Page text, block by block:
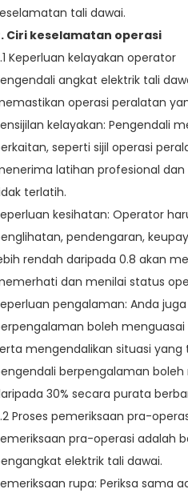
tali dawai.
Ciri keselamatan operasi
Keperluan kelayakan operator
angkat elektrik tali
operasi peralatan
kelayakan: Pengendali
seperti sijil operasi
latihan profesional
terlatih.
kesihatan: Operator
pendengaran,
rendah daripada 0.8 akan
dan menilai status
pengalaman: Anda
boleh
mengendalikan situasi
berpengalaman
30% secara purata
Proses pemeriksaan pra-
pra-operasi adalah
elektrik tali dawai.
rupa: Periksa sama